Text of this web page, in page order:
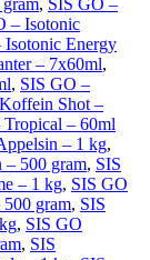
, SIS GO –
– Isotonic
Isotonic Energy
– 7x60ml,
, SIS GO –
Shot –
– 60ml
– 1 kg,
– 500 gram, SIS
– 1 kg, SIS GO
gram, SIS
, SIS GO
, SIS